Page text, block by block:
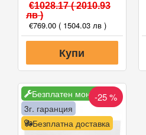
€1028.17( 2010.93
лв )
€769.00 ( 1504.03 лв )
Купи
Безплатен монтаж
Безплатна доставка
3г. гаранция
-25 %